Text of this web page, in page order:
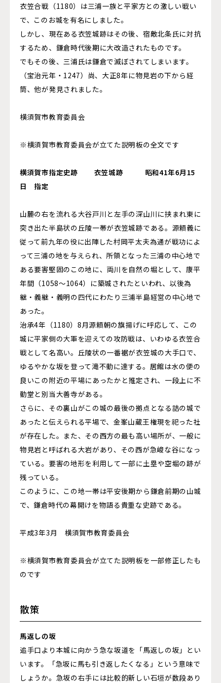
衣笠合戦（1180）は三浦一族と平家方との激しい戦い
で、このお城を有名にしました。
しかし、現在ある衣笠城跡はその後、宿敵北条氏に対抗
するため、鎌倉時代後期に大改造されたものです。
でもその後、三浦氏は鎌倉で滅ぼされてしまいます。
（宝治元年・1247）尚、大正8年に物見岩の下から経
筒、他が発見されました。
横須賀市教育委員会
※横須賀市教育委員会が立てた説明板の全文です
横須賀市指定史跡 衣笠城跡 昭和41年6月15
日 指定
山麓の右を流れる大谷戸川と左手の深山川に挟まれ東に
突き出た半島状の丘陵一帯が衣笠城跡である。源頼義に
従って前九年の役に出陣した村岡平太夫為通が戦功によ
って三浦の地を与えられ、所領となった三浦の中心地で
ある要害堅固のこの地に、両川を自然の堀として、康平
年間（1058～1064）に築城されたといわれ、以後為
継・義継・義明の四代にわたり三浦半島経営の中心地で
あった。
治承4年（1180）8月源頼朝の旗揚げに呼応して、この
城に平家側の大軍を迎えての攻防戦は、いわゆる衣笠合
戦として名高い。丘陵状の一番裾が衣笠城の大手口で、
ゆるやかな坂を登って滝不動に達する。居館は水の便の
良いこの附近の平場にあったかと推定され、一段上に不
動堂と別当大善寺がある。
さらに、その裏山がこの城の最後の拠点となる詰の城で
あったと伝えられる平場で、金峯山蔵王権現を祀った社
が存在した。また、その西方の最も高い場所が、一般に
物見岩と呼ばれる大岩があり、その西が急峻な谷になっ
ている。要害の地形を利用して一部に土塁や空堀の跡が
残っている。
このように、この地一帯は平安後期から鎌倉前期の山城
で、鎌倉時代の幕開けを物語る貴重な史跡である。
平成3年3月 横須賀市教育委員会
※横須賀市教育委員会が立てた説明板を一部修正したも
のです
散策
馬返しの坂
追手口より本城に向かう急な坂道を「馬返しの坂」とい
います。「急坂に馬も引き返したくなる」という意味で
しょうか。急坂の右手には比較的新しい石垣が数段あり